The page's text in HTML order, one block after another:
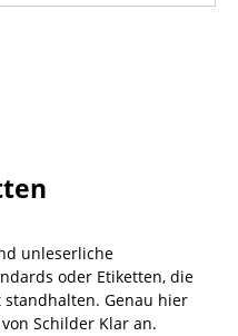
unleserliche
oder Etiketten, die
Genau hier
Schilder Klar an.